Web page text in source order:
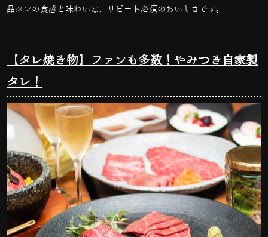
品タンの食感と味わいは、リピート必須のおいしさです。
【タレ焼き物】ファンも多数！やみつき自家製
タレ！